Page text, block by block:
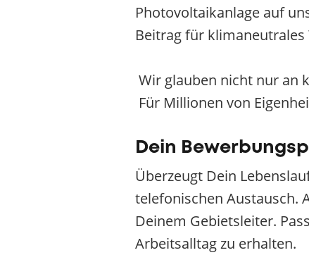
Photovoltaikanlage auf
Beitrag für klimaneutrales
Wir glauben nicht nur an
Für Millionen von
Dein
Überzeugt Dein
telefonischen Austausch.
Deinem Gebietsleiter.
Arbeitsalltag zu erhalten.